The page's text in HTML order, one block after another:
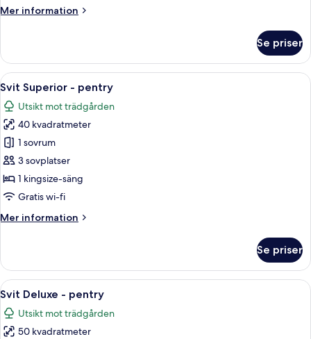
Mer information
Mer
Se priser
Öppna
alla
foton
för
Svit
Superior
-
pentry
Ett modernt hotellrum med en
5
Svit Superior - pentry
Utsikt mot trädgården
40 kvadratmeter
1 sovrum
3 sovplatser
1 kingsize-säng
Gratis wi-fi
Mer information
Mer
Superior
pentry
Se priser
Öppna
alla
foton
för
Ett modernt vardagsrum med en
7
Svit Deluxe - pentry
Utsikt mot trädgården
50 kvadratmeter